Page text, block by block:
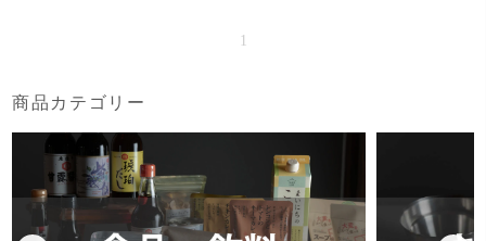
1
商品カテゴリー